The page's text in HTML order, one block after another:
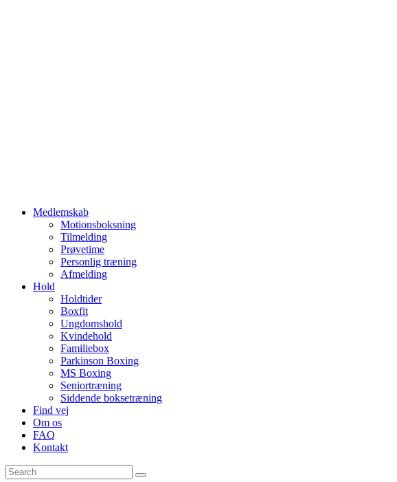
Medlemskab
Motionsboksning
Tilmelding
Prøvetime
Personlig træning
Afmelding
Hold
Holdtider
Boxfit
Ungdomshold
Kvindehold
Familiebox
Parkinson Boxing
MS Boxing
Seniortræning
Siddende boksetræning
Find vej
Om os
FAQ
Kontakt